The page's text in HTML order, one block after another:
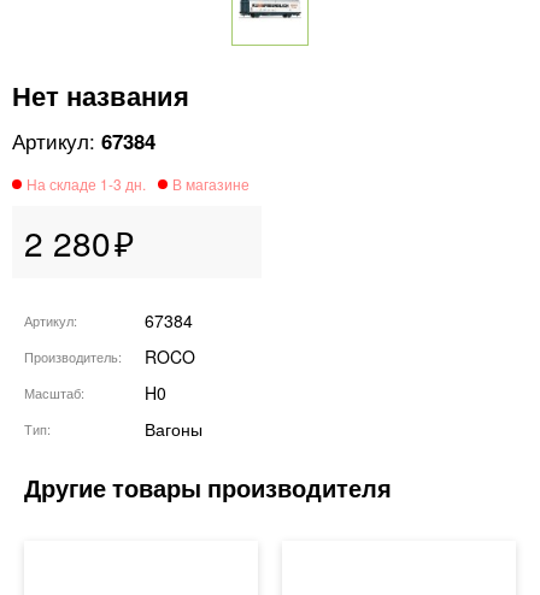
Нет названия
67384
2 280
Артикул 67384
Производитель ROCO
Масштаб H0
Тип Вагоны